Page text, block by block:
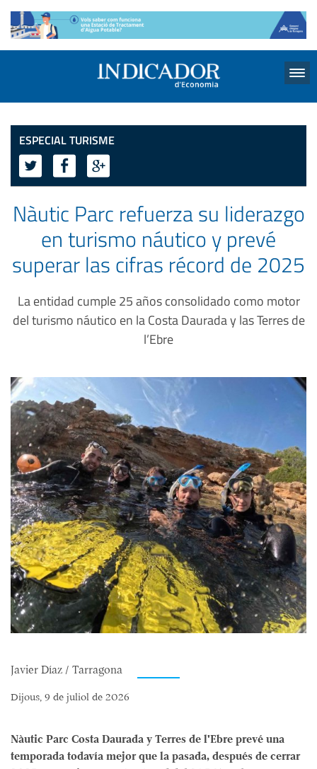
Menu
ESPECIAL TURISME
Nàutic Parc refuerza su liderazgo
en turismo náutico y prevé
superar las cifras récord de 2025
La entidad cumple 25 años consolidado como motor
del turismo náutico en la Costa Daurada y las Terres de
l’Ebre
Javier Díaz / Tarragona
Dijous, 9 de juliol de 2026
Nàutic Parc Costa Daurada y Terres de l'Ebre prevé una
temporada todavía mejor que la pasada, después de cerrar